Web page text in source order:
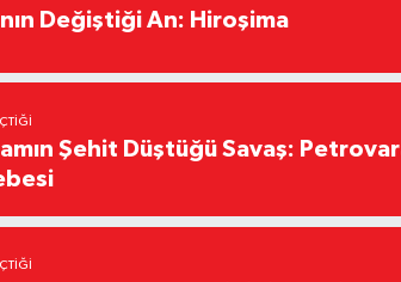
Değiştiği An: Hiroşima
Şehit Düştüğü Savaş: